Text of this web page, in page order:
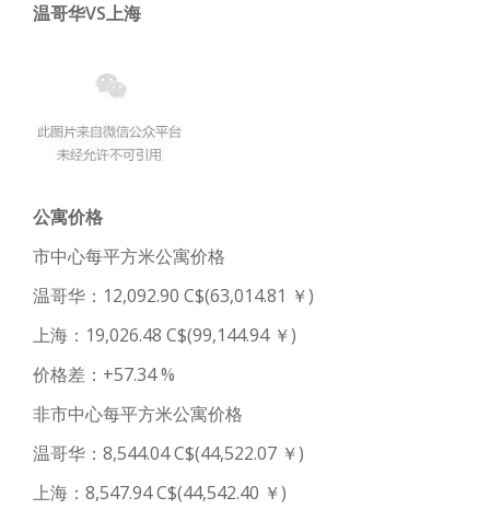
温哥华VS上海
公寓价格
市中心每平方米公寓价格
温哥华：12,092.90 C$(63,014.81 ￥)
上海：19,026.48 C$(99,144.94 ￥)
价格差：+57.34 %
非市中心每平方米公寓价格
温哥华：8,544.04 C$(44,522.07 ￥)
上海：8,547.94 C$(44,542.40 ￥)